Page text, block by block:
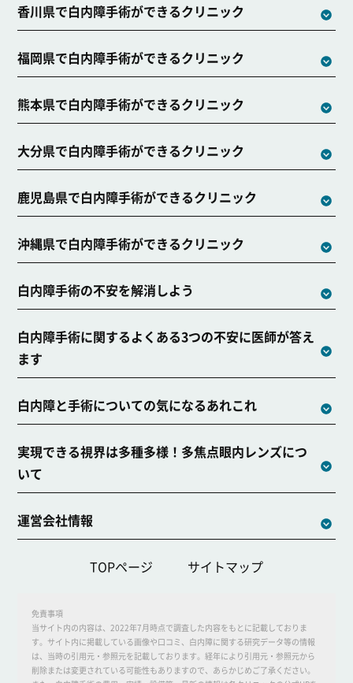
香川県で白内障手術ができるクリニック
福岡県で白内障手術ができるクリニック
熊本県で白内障手術ができるクリニック
大分県で白内障手術ができるクリニック
鹿児島県で白内障手術ができるクリニック
沖縄県で白内障手術ができるクリニック
白内障手術の不安を解消しよう
白内障手術に関するよくある3つの不安に医師が答え
ます
白内障と手術についての気になるあれこれ
実現できる視界は多種多様！多焦点眼内レンズにつ
いて
運営会社情報
TOPページ サイトマップ
免責事項
当サイト内の内容は、2022年7月時点で調査した内容をもとに記載しておりま
す。サイト内に掲載している画像や口コミ、白内障に関する研究データ等の情報
は、当時の引用元・参照元を記載しております。経年により引用元・参照元から
削除または変更されている可能性もありますので、あらかじめご了承ください。